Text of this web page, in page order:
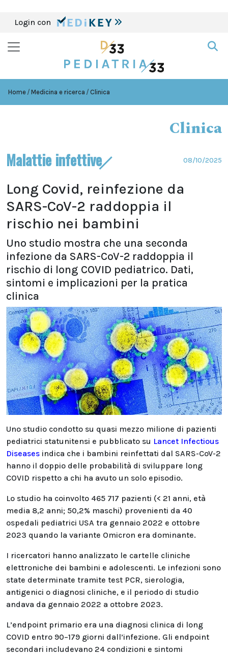
Login con
Home Medicina e ricerca Clinica
Clinica
Malattie infettive 08/10/2025
Long Covid, reinfezione da
SARS-CoV-2 raddoppia il
rischio nei bambini
Uno studio mostra che una seconda
infezione da SARS-CoV-2 raddoppia il
rischio di long COVID pediatrico. Dati,
sintomi e implicazioni per la pratica
clinica
Uno studio condotto su quasi mezzo milione di pazienti
pediatrici statunitensi e pubblicato su Lancet Infectious
Diseases indica che i bambini reinfettati dal SARS-CoV-2
hanno il doppio delle probabilità di sviluppare long
COVID rispetto a chi ha avuto un solo episodio.
Lo studio ha coinvolto 465 717 pazienti (< 21 anni, età
media 8,2 anni; 50,2% maschi) provenienti da 40
ospedali pediatrici USA tra gennaio 2022 e ottobre
2023 quando la variante Omicron era dominante.
I ricercatori hanno analizzato le cartelle cliniche
elettroniche dei bambini e adolescenti. Le infezioni sono
state determinate tramite test PCR, sierologia,
antigenici o diagnosi cliniche, e il periodo di studio
andava da gennaio 2022 a ottobre 2023.
L’endpoint primario era una diagnosi clinica di long
COVID entro 90–179 giorni dall’infezione. Gli endpoint
secondari includevano 24 condizioni e sintomi